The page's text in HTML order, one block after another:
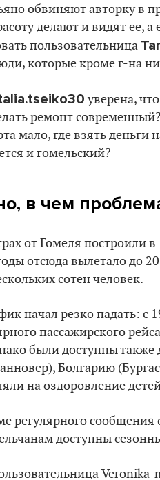
обвиняют авторку в
делают и видят ее, а
пользовательница
которые кроме г-на
уверена,
ремонт
мало, где взять
и гомельский?
в чем
от Гомеля построили
отсюда вылетало до
сотен человек.
начал резко падать: с
пассажирского
были доступны также
Болгарию
на оздоровление
регулярного сообщения
доступны